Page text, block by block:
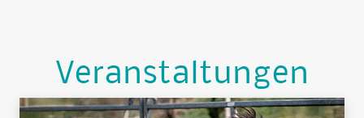
Veranstaltungen